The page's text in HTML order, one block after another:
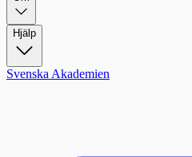
Hjälp
Svenska Akademien